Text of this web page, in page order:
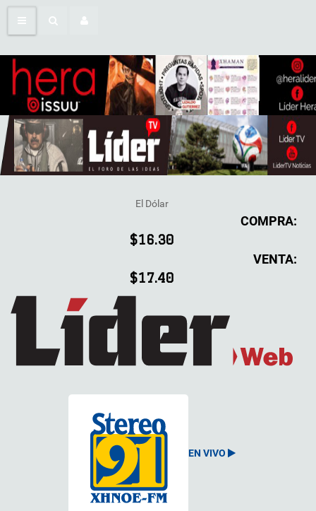
El Dólar
COMPRA:
$16.30
VENTA:
$17.40
EN VIVO